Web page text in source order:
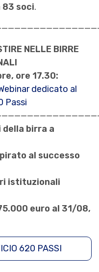
83 soci.
NELLE BIRRE
ore 17.30:
dedicato al
Passi
birra a
al successo
istituzionali
euro al 31/08,
620 PASSI